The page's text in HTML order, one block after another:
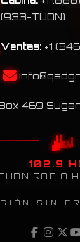
(933-TUDN)
Ventas: +1
Box 469
102.9
RADIO
SIN